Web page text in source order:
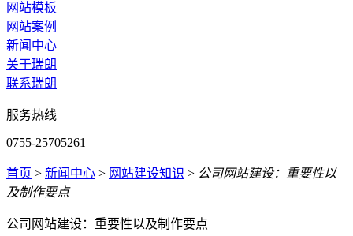
网站模板
网站案例
新闻中心
关于瑞朗
联系瑞朗
服务热线
0755-25705261
首页 > 新闻中心 > 网站建设知识 > 公司网站建设：重要性以
及制作要点
公司网站建设：重要性以及制作要点